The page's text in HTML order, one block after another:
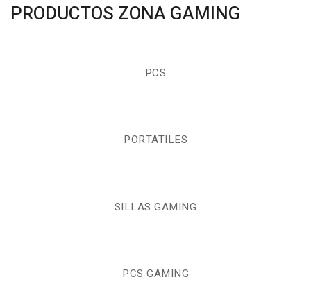
PRODUCTOS ZONA GAMING
PCS
PORTATILES
SILLAS GAMING
PCS GAMING